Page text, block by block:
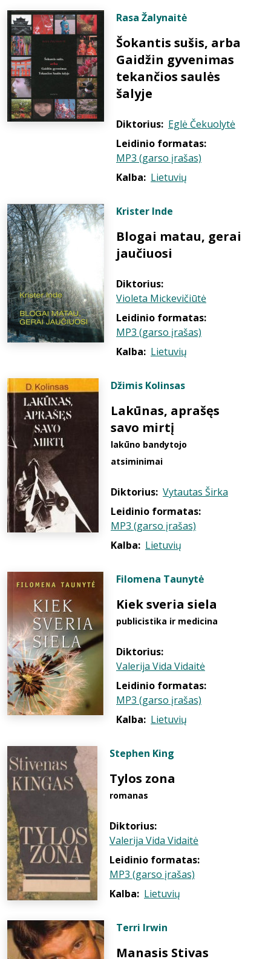
Rasa Žalynaitė
Šokantis sušis, arba
Gaidžin gyvenimas
tekančios saulės
šalyje
Diktorius: Eglė Čekuolytė
Leidinio formatas:
MP3 (garso įrašas)
Kalba: Lietuvių
Krister Inde
Blogai matau, gerai
jaučiuosi
Diktorius:
Violeta Mickevičiūtė
Leidinio formatas:
MP3 (garso įrašas)
Kalba: Lietuvių
Džimis Kolinsas
Lakūnas, aprašęs
savo mirtį
lakūno bandytojo
atsiminimai
Diktorius: Vytautas Širka
Leidinio formatas:
MP3 (garso įrašas)
Kalba: Lietuvių
Filomena Taunytė
Kiek sveria siela
publicistika ir medicina
Diktorius:
Valerija Vida Vidaitė
Leidinio formatas:
MP3 (garso įrašas)
Kalba: Lietuvių
Stephen King
Tylos zona
romanas
Diktorius:
Valerija Vida Vidaitė
Leidinio formatas:
MP3 (garso įrašas)
Kalba: Lietuvių
Terri Irwin
Manasis Stivas